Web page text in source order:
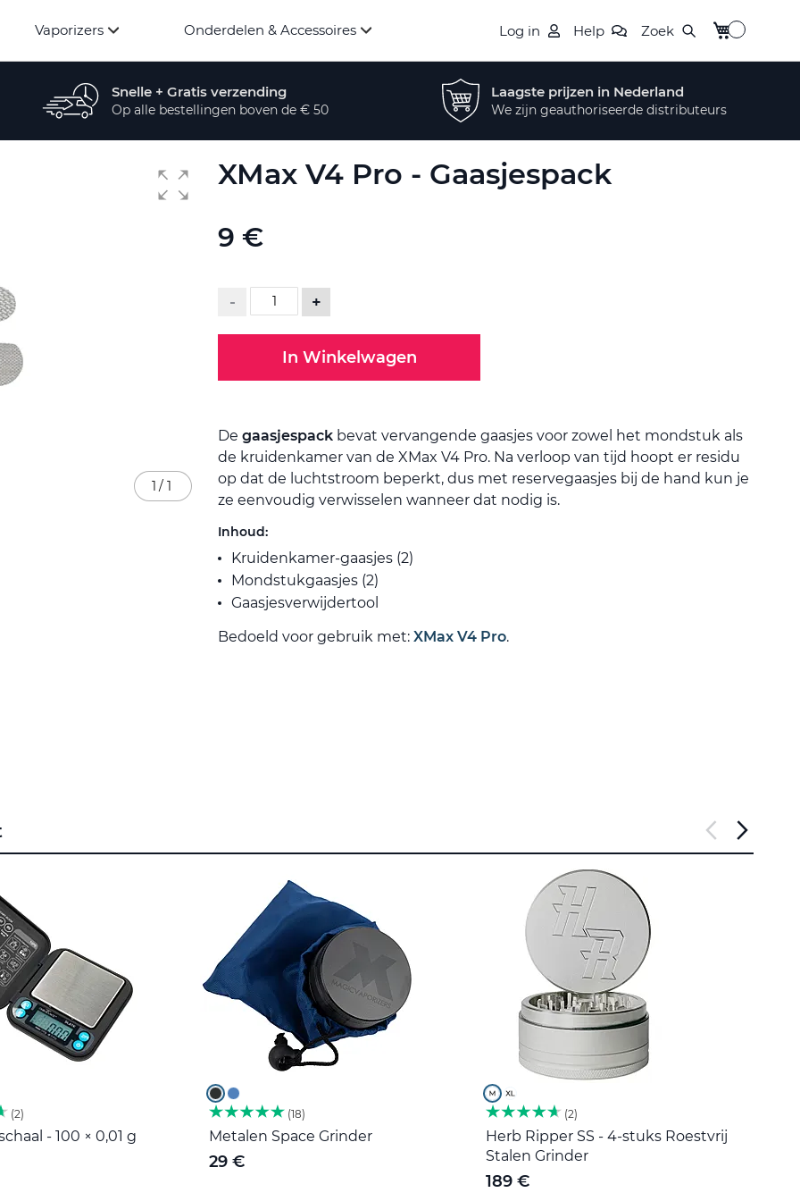
Vaporizers Onderdelen & Accessoires Log in Help Zoek Winkelwagen
Snelle + Gratis verzending
Op alle bestellingen boven de € 50
Laagste prijzen in Nederland
We zijn geauthoriseerde distributeurs
XMax V4 Pro - Gaasjespack
9 €
- +
In Winkelwagen
De gaasjespack bevat vervangende gaasjes voor zowel het mondstuk als
de kruidenkamer van de XMax V4 Pro. Na verloop van tijd hoopt er residu
op dat de luchtstroom beperkt, dus met reservegaasjes bij de hand kun je
ze eenvoudig verwisselen wanneer dat nodig is.
Inhoud:
Kruidenkamer-gaasjes (2)
Mondstukgaasjes (2)
Gaasjesverwijdertool
Bedoeld voor gebruik met: XMax V4 Pro.
1 / 1
2
- 100 × 0,01 g
18
Metalen Space Grinder
29 €
2
Herb Ripper SS - 4-stuks Roestvrij
Stalen Grinder
189 €